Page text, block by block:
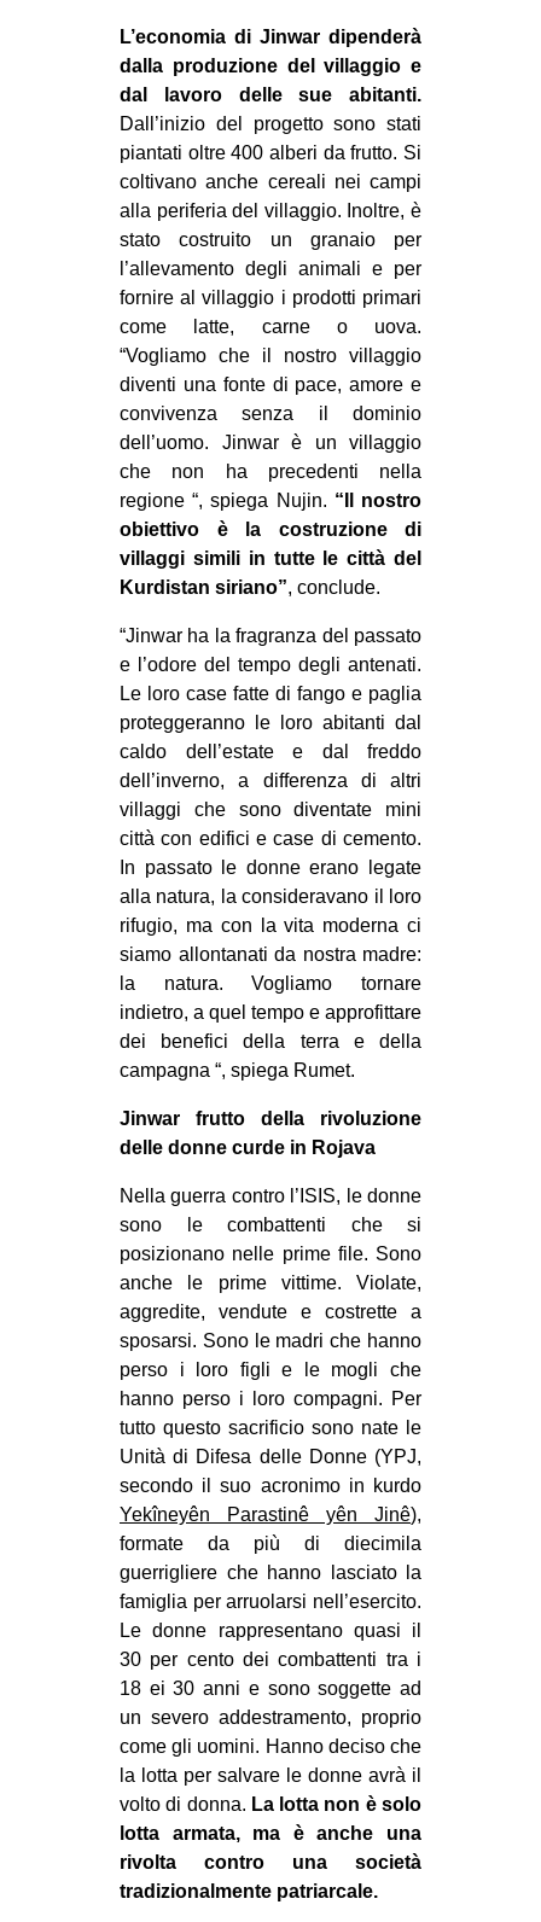
L’economia di Jinwar dipenderà
dalla produzione del villaggio e
dal lavoro delle sue abitanti.
Dall’inizio del progetto sono stati
piantati oltre 400 alberi da frutto. Si
coltivano anche cereali nei campi
alla periferia del villaggio. Inoltre, è
stato costruito un granaio per
l’allevamento degli animali e per
fornire al villaggio i prodotti primari
come latte, carne o uova.
“Vogliamo che il nostro villaggio
diventi una fonte di pace, amore e
convivenza senza il dominio
dell’uomo. Jinwar è un villaggio
che non ha precedenti nella
regione “, spiega Nujin. “Il nostro
obiettivo è la costruzione di
villaggi simili in tutte le città del
Kurdistan siriano”, conclude.
“Jinwar ha la fragranza del passato
e l’odore del tempo degli antenati.
Le loro case fatte di fango e paglia
proteggeranno le loro abitanti dal
caldo dell’estate e dal freddo
dell’inverno, a differenza di altri
villaggi che sono diventate mini
città con edifici e case di cemento.
In passato le donne erano legate
alla natura, la consideravano il loro
rifugio, ma con la vita moderna ci
siamo allontanati da nostra madre:
la natura. Vogliamo tornare
indietro, a quel tempo e approfittare
dei benefici della terra e della
campagna “, spiega Rumet.
Jinwar frutto della rivoluzione
delle donne curde in Rojava
Nella guerra contro l’ISIS, le donne
sono le combattenti che si
posizionano nelle prime file. Sono
anche le prime vittime. Violate,
aggredite, vendute e costrette a
sposarsi. Sono le madri che hanno
perso i loro figli e le mogli che
hanno perso i loro compagni. Per
tutto questo sacrificio sono nate le
Unità di Difesa delle Donne (YPJ,
secondo il suo acronimo in kurdo
Yekîneyên Parastinê yên Jinê),
formate da più di diecimila
guerrigliere che hanno lasciato la
famiglia per arruolarsi nell’esercito.
Le donne rappresentano quasi il
30 per cento dei combattenti tra i
18 ei 30 anni e sono soggette ad
un severo addestramento, proprio
come gli uomini. Hanno deciso che
la lotta per salvare le donne avrà il
volto di donna. La lotta non è solo
lotta armata, ma è anche una
rivolta contro una società
tradizionalmente patriarcale.